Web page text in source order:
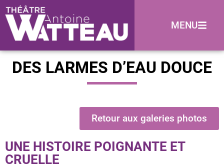
MENU
DES LARMES D’EAU DOUCE
Retour aux galeries photos
UNE HISTOIRE POIGNANTE ET
CRUELLE